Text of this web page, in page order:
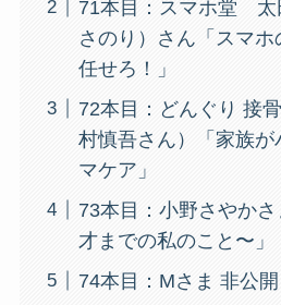
71本目：スマホ堂 太
さのり）さん「スマ
任せろ！」
72本目：どんぐり 接
村慎吾さん）「家族
マケア」
73本目：小野さやか
才までの私のこと〜」
74本目：Mさま 非公開